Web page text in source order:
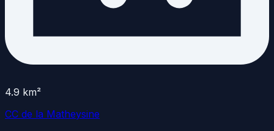
4.9 km²
CC de la Matheysine